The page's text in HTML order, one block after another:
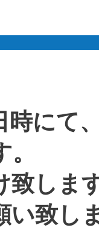
時にて
致しま
い致し